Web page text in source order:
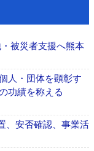
被災者支援へ熊本
人・団体を顕彰す
功績を称える
、安否確認、事業活